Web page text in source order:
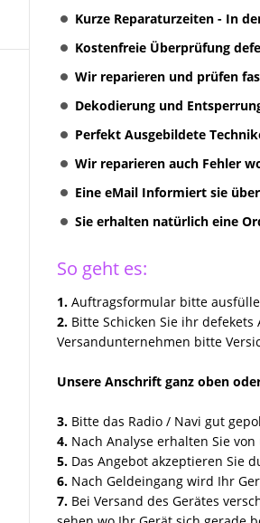
Kurze Reparaturzeiten - In
Kostenfreie Überprüfung
Wir reparieren und prüfen
Dekodierung und
Perfekt Ausgebildete
Wir reparieren auch Fehler
Eine eMail Informiert sie
Sie erhalten natürlich eine
So geht es:
1. Auftragsformular bitte
2. Bitte Schicken Sie ihr
Versandunternehmen bitte
Unsere Anschrift ganz oben
3. Bitte das Radio / Navi gut
4. Nach Analyse erhalten Sie
5. Das Angebot akzeptieren Sie
6. Nach Geldeingang wird Ihr
7. Bei Versand des Gerätes